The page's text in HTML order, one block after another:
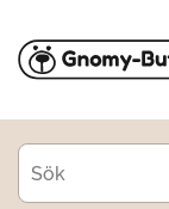
Skip to main